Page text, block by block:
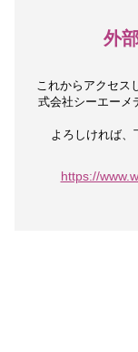
外
これからアクセス
式会社シーエーメ
よろしければ、
https://